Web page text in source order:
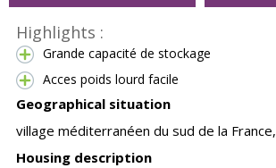
Highlights :
Grande capacité de stockage
Acces poids lourd facile
Geographical situation
village méditerranéen du sud de la France,
Housing description